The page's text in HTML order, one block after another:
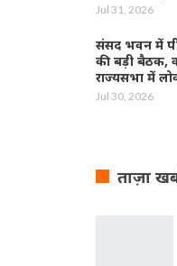
Jul 31, 2026
संसद भवन में
की बड़ी बैठक,
राज्यसभा में
Jul 30, 2026
ताज़ा